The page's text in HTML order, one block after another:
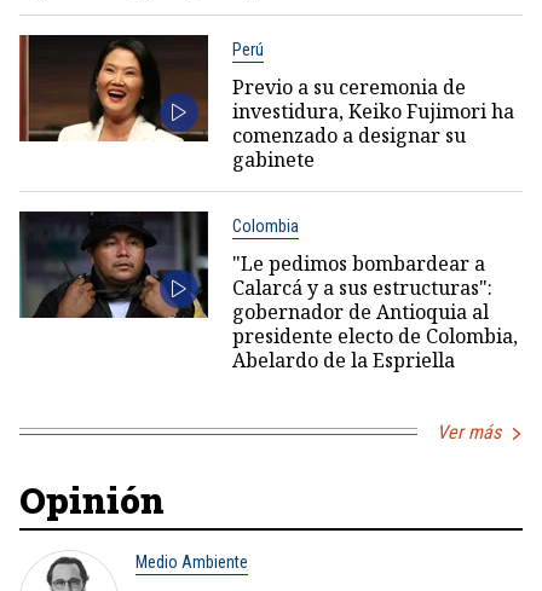
Perú
Previo a su ceremonia de
investidura, Keiko Fujimori ha
comenzado a designar su
gabinete
Colombia
"Le pedimos bombardear a
Calarcá y a sus estructuras":
gobernador de Antioquia al
presidente electo de Colombia,
Abelardo de la Espriella
Ver más
Opinión
Medio Ambiente